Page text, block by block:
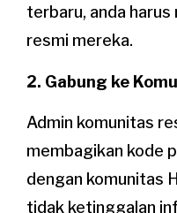
terbaru, anda
resmi mereka.
2. Gabung ke
Admin komunitas
membagikan kode
dengan komunitas
tidak ketinggalan